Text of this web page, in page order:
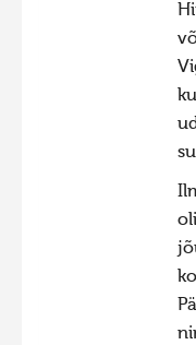
Hiite
Hiite
Hiite
Hiite
Hiite